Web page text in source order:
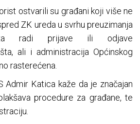
ostvarili su građani koji više ne
ZK ureda u svrhu preuzimanja
radi prijave ili odjave
ali i administracija Općinskog
rasterećena.
Admir Katica kaže da je značajan
procedure za građane, te